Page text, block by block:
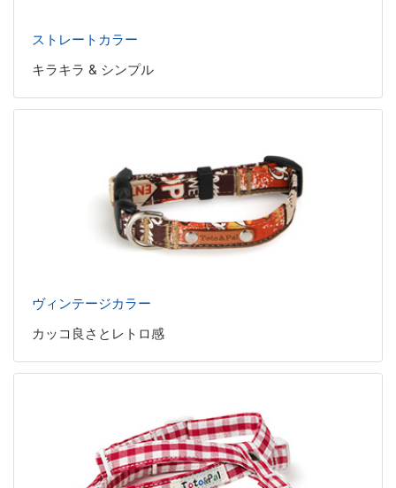
ストレートカラー
キラキラ & シンプル
ヴィンテージカラー
カッコ良さとレトロ感